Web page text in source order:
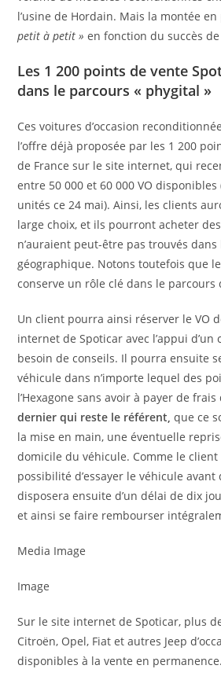
l’usine de Hordain. Mais la montée
petit à petit » en fonction du succès de
Les 1 200 points de vente
dans le parcours « phygital »
Ces voitures d’occasion
l’offre déjà proposée par les 1 200
de France sur le site internet, qui
entre 50 000 et 60 000 VO
unités ce 24 mai). Ainsi, les clients
large choix, et ils pourront acheter
n’auraient peut-être pas trouvés dans
géographique. Notons toutefois que
conserve un rôle clé dans le parcours
Un client pourra ainsi réserver le VO
internet de Spoticar avec l’appui d’un
besoin de conseils. Il pourra ensuite
véhicule dans n’importe lequel des
l’Hexagone sans avoir à payer de
dernier qui reste le référent,que ce
la mise en main, une éventuelle
domicile du véhicule. Comme le client
possibilité d’essayer le véhicule avant
disposera ensuite d’un délai de dix
et ainsi se faire rembourser
Media Image
Image
Sur le site internet de Spoticar, plus
Citroën, Opel, Fiat et autres Jeep
disponibles à la vente en permanence.